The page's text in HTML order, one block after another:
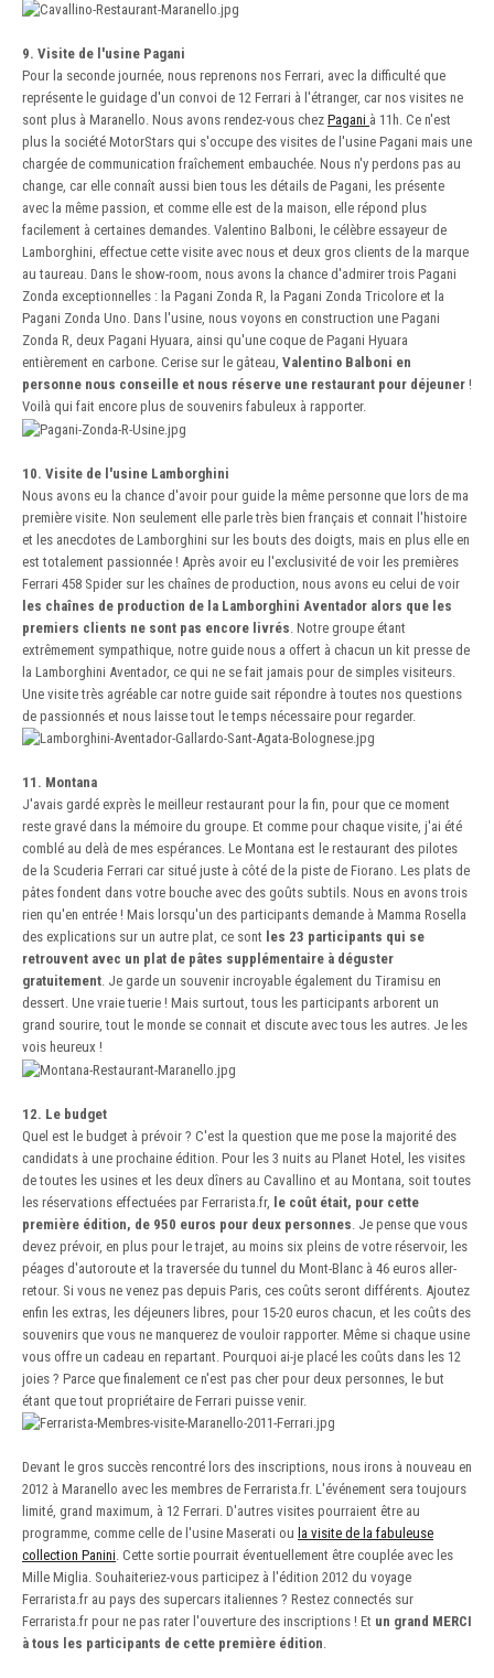
9. Visite de l'usine Pagani
Pour la seconde journée, nous reprenons nos Ferrari, avec la difficulté que
représente le guidage d'un convoi de 12 Ferrari à l'étranger, car nos visites ne
sont plus à Maranello. Nous avons rendez-vous chez Pagani à 11h. Ce n'est
plus la société MotorStars qui s'occupe des visites de l'usine Pagani mais une
chargée de communication fraîchement embauchée. Nous n'y perdons pas au
change, car elle connaît aussi bien tous les détails de Pagani, les présente
avec la même passion, et comme elle est de la maison, elle répond plus
facilement à certaines demandes. Valentino Balboni, le célèbre essayeur de
Lamborghini, effectue cette visite avec nous et deux gros clients de la marque
au taureau. Dans le show-room, nous avons la chance d'admirer trois Pagani
Zonda exceptionnelles : la Pagani Zonda R, la Pagani Zonda Tricolore et la
Pagani Zonda Uno. Dans l'usine, nous voyons en construction une Pagani
Zonda R, deux Pagani Hyuara, ainsi qu'une coque de Pagani Hyuara
entièrement en carbone. Cerise sur le gâteau, Valentino Balboni en
personne nous conseille et nous réserve une restaurant pour déjeuner !
Voilà qui fait encore plus de souvenirs fabuleux à rapporter.
10. Visite de l'usine Lamborghini
Nous avons eu la chance d'avoir pour guide la même personne que lors de ma
première visite. Non seulement elle parle très bien français et connait l'histoire
et les anecdotes de Lamborghini sur les bouts des doigts, mais en plus elle en
est totalement passionnée ! Après avoir eu l'exclusivité de voir les premières
Ferrari 458 Spider sur les chaînes de production, nous avons eu celui de voir
les chaînes de production de la Lamborghini Aventador alors que les
premiers clients ne sont pas encore livrés . Notre groupe étant
extrêmement sympathique, notre guide nous a offert à chacun un kit presse de
la Lamborghini Aventador, ce qui ne se fait jamais pour de simples visiteurs.
Une visite très agréable car notre guide sait répondre à toutes nos questions
de passionnés et nous laisse tout le temps nécessaire pour regarder.
11. Montana
J'avais gardé exprès le meilleur restaurant pour la fin, pour que ce moment
reste gravé dans la mémoire du groupe. Et comme pour chaque visite, j'ai été
comblé au delà de mes espérances. Le Montana est le restaurant des pilotes
de la Scuderia Ferrari car situé juste à côté de la piste de Fiorano. Les plats de
pâtes fondent dans votre bouche avec des goûts subtils. Nous en avons trois
rien qu'en entrée ! Mais lorsqu'un des participants demande à Mamma Rosella
des explications sur un autre plat, ce sont les 23 participants qui se
retrouvent avec un plat de pâtes supplémentaire à déguster
gratuitement. Je garde un souvenir incroyable également du Tiramisu en
dessert. Une vraie tuerie ! Mais surtout, tous les participants arborent un
grand sourire, tout le monde se connait et discute avec tous les autres. Je les
vois heureux !
12. Le budget
Quel est le budget à prévoir ? C'est la question que me pose la majorité des
candidats à une prochaine édition. Pour les 3 nuits au Planet Hotel, les visites
de toutes les usines et les deux dîners au Cavallino et au Montana, soit toutes
les réservations effectuées par Ferrarista.fr, le coût était, pour cette
première édition, de 950 euros pour deux personnes . Je pense que vous
devez prévoir, en plus pour le trajet, au moins six pleins de votre réservoir, les
péages d'autoroute et la traversée du tunnel du Mont-Blanc à 46 euros aller-
retour. Si vous ne venez pas depuis Paris, ces coûts seront différents. Ajoutez
enfin les extras, les déjeuners libres, pour 15-20 euros chacun, et les coûts des
souvenirs que vous ne manquerez de vouloir rapporter. Même si chaque usine
vous offre un cadeau en repartant. Pourquoi ai-je placé les coûts dans les 12
joies ? Parce que finalement ce n'est pas cher pour deux personnes, le but
étant que tout propriétaire de Ferrari puisse venir.
Devant le gros succès rencontré lors des inscriptions, nous irons à nouveau en
2012 à Maranello avec les membres de Ferrarista.fr. L'événement sera toujours
limité, grand maximum, à 12 Ferrari. D'autres visites pourraient être au
programme, comme celle de l'usine Maserati ou la visite de la fabuleuse
collection Panini. Cette sortie pourrait éventuellement être couplée avec les
Mille Miglia. Souhaiteriez-vous participez à l'édition 2012 du voyage
Ferrarista.fr au pays des supercars italiennes ? Restez connectés sur
Ferrarista.fr pour ne pas rater l'ouverture des inscriptions ! Et un grand MERCI
à tous les participants de cette première édition.